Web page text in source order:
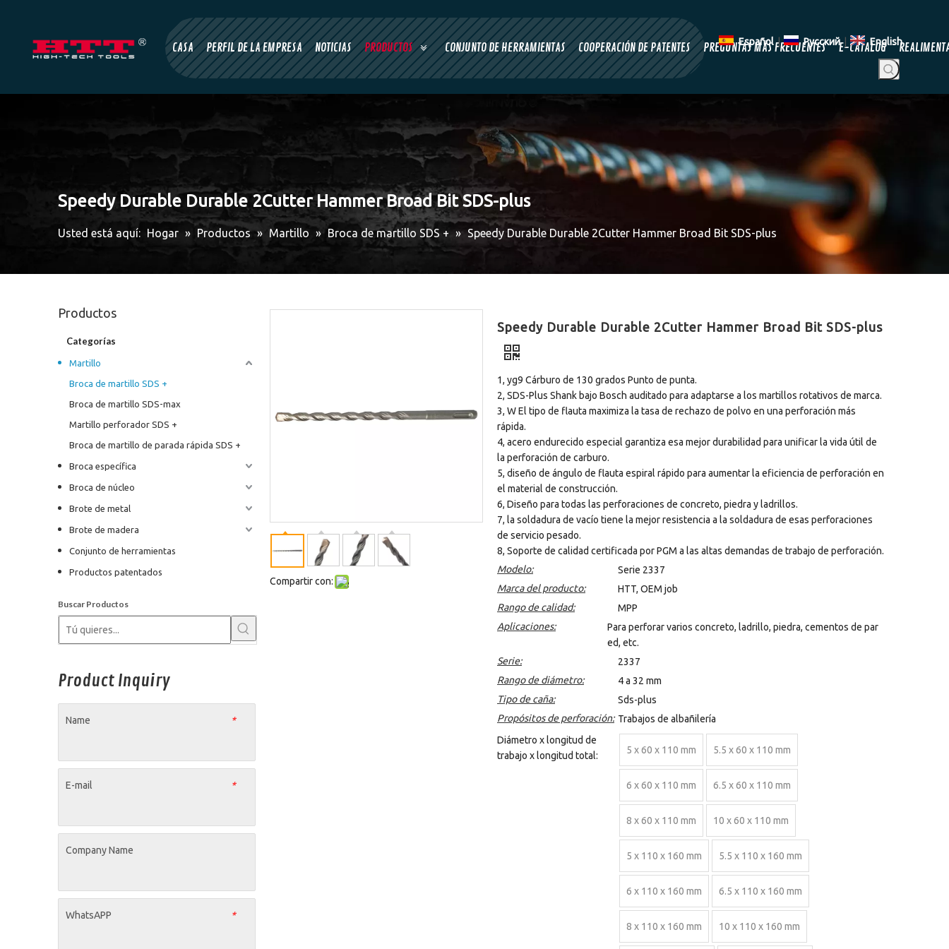
CASA PERFIL DE LA EMPRESA NOTICIAS PRODUCTOS CONJUNTO DE HERRAMIENTAS COOPERACIÓN DE PATENTES PREGUNTAS MÁS FRECUENTES E-CATALOG
Español | Pусский English
Speedy Durable Durable 2Cutter Hammer Broad Bit SDS-plus
Usted está aquí: Hogar » Productos » Martillo » Broca de martillo SDS + » Speedy Durable Durable 2Cutter Hammer Broad Bit SDS-plus
Productos
Categorías
Martillo
Broca de martillo SDS +
Broca de martillo SDS-max
Martillo perforador SDS +
Broca de martillo de parada rápida SDS +
Broca específica
Broca de núcleo
Brote de metal
Brote de madera
Conjunto de herramientas
Productos patentados
Buscar Productos
Product Inquiry
*
Name
*
E-mail
Company Name
*
WhatsAPP
Compartir con:
Speedy Durable Durable 2Cutter Hammer Broad Bit SDS-plus
1, yg9 Cárburo de 130 grados Punto de punta.
2, SDS-Plus Shank bajo Bosch auditado para adaptarse a los martillos rotativos de marca.
3, W El tipo de flauta maximiza la tasa de rechazo de polvo en una perforación más
rápida.
4, acero endurecido especial garantiza esa mejor durabilidad para unificar la vida útil de
la perforación de carburo.
5, diseño de ángulo de flauta espiral rápido para aumentar la eficiencia de perforación en
el material de construcción.
6, Diseño para todas las perforaciones de concreto, piedra y ladrillos.
7, la soldadura de vacío tiene la mejor resistencia a la soldadura de esas perforaciones
de servicio pesado.
8, Soporte de calidad certificada por PGM a las altas demandas de trabajo de perforación.
Modelo:
Serie 2337
Marca del producto:
HTT, OEM job
Rango de calidad:
MPP
Aplicaciones:
Para perforar varios concreto, ladrillo, piedra, cementos de par
ed, etc.
Serie:
2337
Rango de diámetro:
4 a 32 mm
Tipo de caña:
Sds-plus
Propósitos de perforación: Trabajos de albañilería
Diámetro x longitud de
trabajo x longitud total:
5 x 60 x 110 mm 5.5 x 60 x 110 mm
6 x 60 x 110 mm 6.5 x 60 x 110 mm
8 x 60 x 110 mm 10 x 60 x 110 mm
5 x 110 x 160 mm 5.5 x 110 x 160 mm
6 x 110 x 160 mm 6.5 x 110 x 160 mm
8 x 110 x 160 mm 10 x 110 x 160 mm